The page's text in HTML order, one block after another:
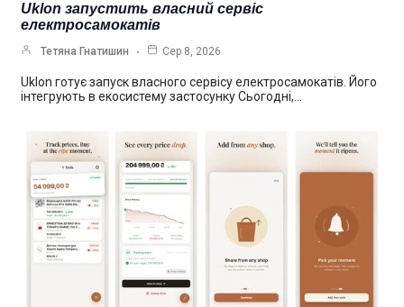
Uklon запустить власний сервіс
електросамокатів
Тетяна Гнатишин Сер 8, 2026
Uklon готує запуск власного сервісу електросамокатів. Його
інтегрують в екосистему застосунку Сьогодні,…